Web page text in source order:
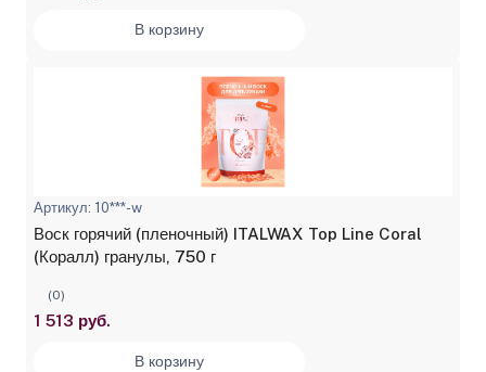
В корзину
Артикул: 10***-w
Воск горячий (пленочный) ITALWAX Top Line Coral
(Коралл) гранулы, 750 г
(0)
1 513 руб.
В корзину